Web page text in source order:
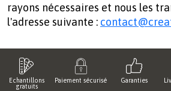
rayons nécessaires et nous les
l'adresse suivante :
Echantillons
gratuits
Paiement sécurisé Garanties